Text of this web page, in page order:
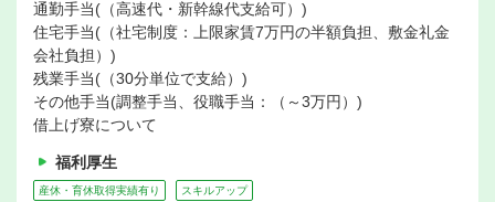
通勤手当(（高速代・新幹線代支給可）)
住宅手当(（社宅制度：上限家賃7万円の半額負担、敷金礼金
会社負担）)
残業手当(（30分単位で支給）)
その他手当(調整手当、役職手当：（～3万円）)
借上げ寮について
福利厚生
産休・育休取得実績有り スキルアップ